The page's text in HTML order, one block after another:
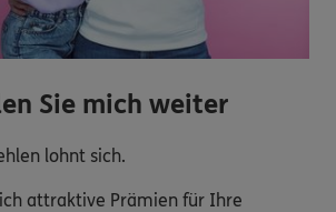
Sie mich weiter
lohnt sich.
attraktive Prämien für Ihre